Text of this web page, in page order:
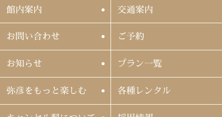
館内案内 交通案内
お問い合わせ ご予約
お知らせ プラン一覧
弥彦をもっと楽しむ 各種レンタル